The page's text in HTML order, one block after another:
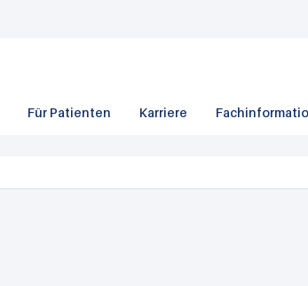
Für Patienten Karriere